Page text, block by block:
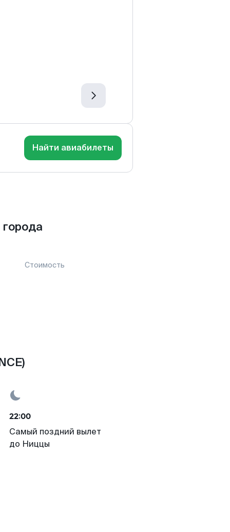
Найти авиабилеты
Стоимость
22:00
Самый поздний вылет
до Ниццы